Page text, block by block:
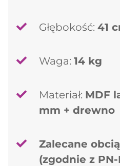
Głębokość: 41
Waga: 14 kg
Materiał: MDF
mm + drewno
Zalecane
(zgodnie z PN-